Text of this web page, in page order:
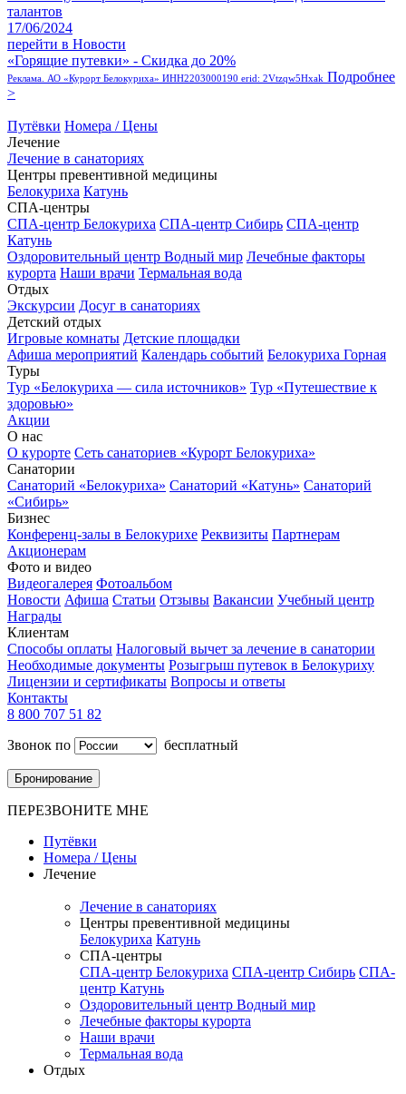
талантов
17/06/2024
перейти в Новости
«Горящие путевки» - Скидка до 20%
Реклама. АО «Курорт Белокуриха» ИНН2203000190 erid: 2Vtzqw5Hxak Подробнее
>
Путёвки Номера / Цены
Лечение
Лечение в санаториях
Центры превентивной медицины
Белокуриха Катунь
СПА-центры
СПА-центр Белокуриха СПА-центр Сибирь СПА-центр
Катунь
Оздоровительный центр Водный мир Лечебные факторы
курорта Наши врачи Термальная вода
Отдых
Экскурсии Досуг в санаториях
Детский отдых
Игровые комнаты Детские площадки
Афиша мероприятий Календарь событий Белокуриха Горная
Туры
Тур «Белокуриха — сила источников» Тур «Путешествие к
здоровью»
Акции
О нас
О курорте Сеть санаториев «Курорт Белокуриха»
Санатории
Санаторий «Белокуриха» Санаторий «Катунь» Санаторий
«Сибирь»
Бизнес
Конференц-залы в Белокурихе Реквизиты Партнерам
Акционерам
Фото и видео
Видеогалерея Фотоальбом
Новости Афиша Статьи Отзывы Вакансии Учебный центр
Награды
Клиентам
Способы оплаты Налоговый вычет за лечение в санатории
Необходимые документы Розыгрыш путевок в Белокуриху
Лицензии и сертификаты Вопросы и ответы
Контакты
8 800 707 51 82
Звонок по
бесплатный
Бронирование
ПЕРЕЗВОНИТЕ МНЕ
Путёвки
Номера / Цены
Лечение
Лечение в санаториях
Центры превентивной медицины
Белокуриха Катунь
СПА-центры
СПА-центр Белокуриха СПА-центр Сибирь СПА-
центр Катунь
Оздоровительный центр Водный мир
Лечебные факторы курорта
Наши врачи
Термальная вода
Отдых